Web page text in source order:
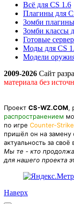
Всё для CS 1.6
Плагины для
Зомби
Зомби классы
Готовые
Моды для CS
Модели
2009-2026 Сайт
материала без
Проект CS-WZ.COM,
распространением
по игре Counter-
пришёл он на замену
актуальность за своё
Мы те - кто
для нашего проекта
Наверх